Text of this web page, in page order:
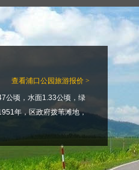
查看浦口公园旅游报价 >
公顷，水面1.33公顷，绿
年，区政府拨苇滩地，